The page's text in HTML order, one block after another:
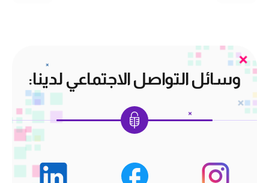
وسائل التواصل الاجتماعي لدينا: